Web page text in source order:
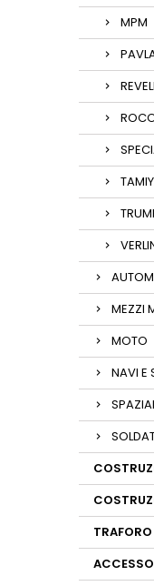
MPM
MEZZI
MOTO
NAVI E
TRAFORO